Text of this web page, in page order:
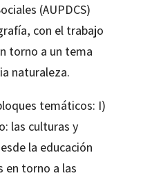
(AUPDCS)
con el trabajo
torno a un tema
naturaleza.
temáticos: I)
las culturas y
la educación
en torno a las